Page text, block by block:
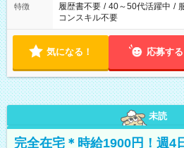
特徴 履歴書不要 / 40～50代活躍中 /
コンスキル不要
気になる！ 応募する
未読
完全在宅＊時給1900円！週4